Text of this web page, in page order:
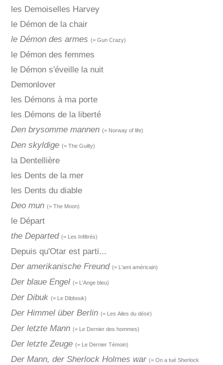
les Demoiselles Harvey
le Démon de la chair
le Démon des armes (= Gun Crazy)
le Démon des femmes
le Démon s'éveille la nuit
Demonlover
les Démons à ma porte
les Démons de la liberté
Den brysomme mannen (= Norway of life)
Den skyldige (= The Guilty)
la Dentellière
les Dents de la mer
les Dents du diable
Deo mun (= The Moon)
le Départ
the Departed (= Les Infiltrés)
Depuis qu'Otar est parti...
Der amerikanische Freund (= L'ami américain)
Der blaue Engel (= L'Ange bleu)
Der Dibuk (= Le Dibbouk)
Der Himmel über Berlin (= Les Ailes du désir)
Der letzte Mann (= Le Dernier des hommes)
Der letzte Zeuge (= Le Dernier Témoin)
Der Mann, der Sherlock Holmes war (= On a tué Sherlock